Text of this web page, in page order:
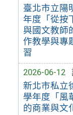
臺北市立陽
年度「從按
與國文教師
作教學與專
習
2026-06-12
新北市私立
學年度「風
的商業與文